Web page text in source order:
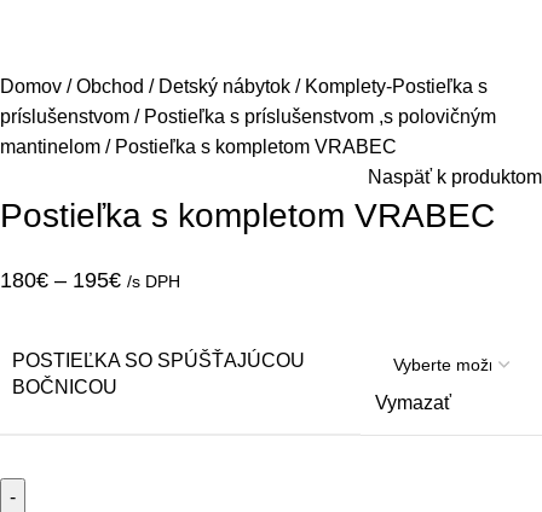
Domov Obchod Detský nábytok
Komplety-Postieľka s
príslušenstvom
Postieľka s príslušenstvom ,s polovičným
mantinelom
Postieľka s kompletom VRABEC
Naspäť k produktom
Postieľka s kompletom VRABEC
180€ – 195€ /s DPH
POSTIEĽKA SO SPÚŠŤAJÚCOU
BOČNICOU
Vymazať